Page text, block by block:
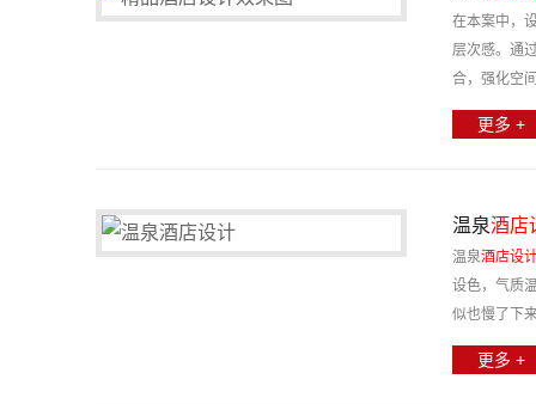
在本案中，
层次感。通
合，强化空
更多 +
温泉酒店
温泉酒店设
设色，气质
似也慢了下
更多 +